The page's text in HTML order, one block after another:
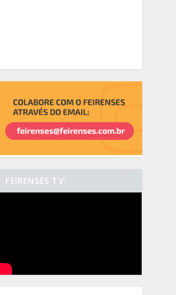
FEIRENSES TV: